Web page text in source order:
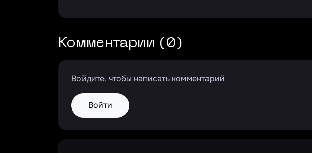
Комментарии (0)
Войдите, чтобы написать комментарий
Войти